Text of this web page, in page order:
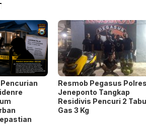
Resmob Pegasus Polres
Jeneponto Tangkap
Residivis Pencuri 2
Gas 3 Kg